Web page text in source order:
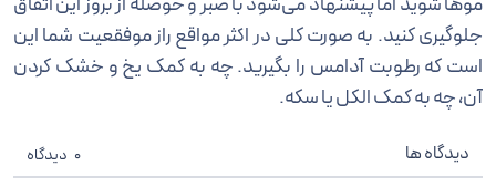
جلوگیری کنید. به صورت کلی در اکثر مواقع راز موفقعیت شما این
است که رطوبت آدامس را بگیرید. چه به کمک یخ و خشک کردن
آن، چه به کمک الکل یا سکه.
دیدگاه ها 0 دیدگاه